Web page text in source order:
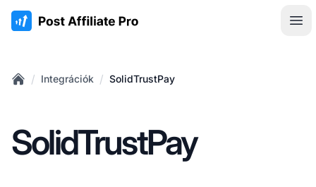
:site.title
/ Integrációk / SolidTrustPay
SolidTrustPay